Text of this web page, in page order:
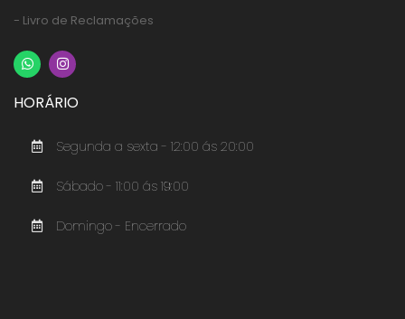
- Livro de Reclamações
HORÁRIO
Segunda a sexta - 12:00 ás 20:00
Sábado - 11:00 ás 19:00
Domingo - Encerrado